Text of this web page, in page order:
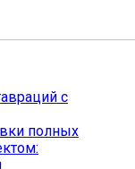
с
полных